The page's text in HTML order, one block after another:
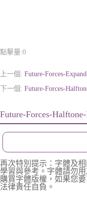
點擊量:0
上一個: Future-Forces-
下一個: Future-Forces-
Future-Forces-
再次特別提示：字體及
學習與參考。字體請勿
購買字體版權，如果您
法律責任自負。